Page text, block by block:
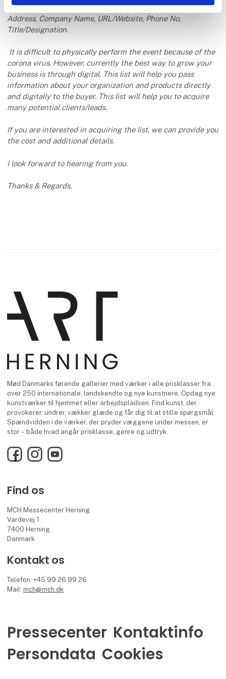
Each record of the list contains: Contact Name, Email
Address, Company Name, URL/Website, Phone No,
Title/Designation.
It is difficult to physically perform the event because of the
corona virus. However, currently the best way to grow your
business is through digital. This list will help you pass
information about your organization and products directly
and digitally to the buyer. This list will help you to acquire
many potential clients/leads.
If you are interested in acquiring the list, we can provide you
the cost and additional details.
I look forward to hearing from you.
Thanks & Regards,
Mød Danmarks førende gallerier med værker i alle prisklasser fra
over 250 internationale, landskendte og nye kunstnere. Opdag nye
kunstværker til hjemmet eller arbejdspladsen. Find kunst, der
provokerer, undrer, vækker glæde og får dig til at stille spørgsmål.
Spændvidden i de værker, der pryder væggene under messen, er
stor – både hvad angår prisklasse, genre og udtryk.
FacebookInstagramYouTube
Find os
MCH Messecenter Herning
Vardevej 1
7400 Herning
Danmark
Kontakt os
Telefon: +45 99 26 99 26
Mail: mch@mch.dk
Pressecenter Kontaktinfo
Persondata Cookies